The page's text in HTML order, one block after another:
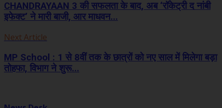
CHANDRAYAAN 3 की सफलता के बाद, अब ‘रॉकेट्री द नांबी
इफेक्ट’ ने मारी बाजी, आर माधवन...
Next Article
MP School : 1 से 8वीं तक के छात्रों को नए साल में मिलेगा बड़ा
तोहफा, विभाग ने शुरू...